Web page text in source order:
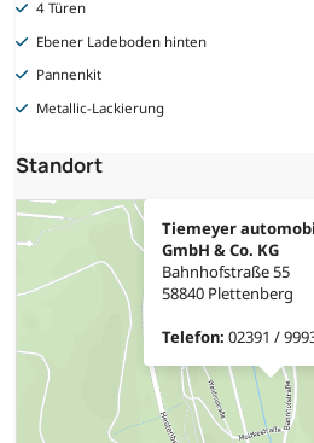
4 Türen
Ebener Ladeboden hinten
Pannenkit
Metallic-Lackierung
Standort
Tiemeyer
GmbH & Co. KG
Bahnhofstraße 55
58840 Plettenberg
Telefon: 02391 /